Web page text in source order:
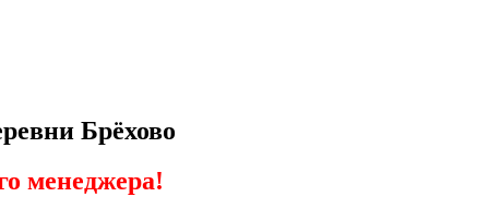
Брёхово
менеджера!